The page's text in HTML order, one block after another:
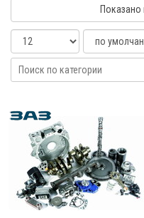
Показано